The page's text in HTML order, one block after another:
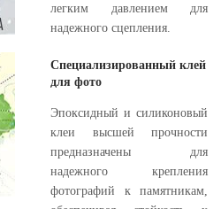
легким давлением для
надежного сцепления.
Специализированный клей
для фото
Эпоксидный и силиконовый
клеи высшей прочности
предназначены для
надежного крепления
фотографий к памятникам,